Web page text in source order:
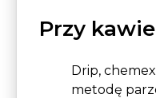
Przy kawie
Drip,
metodę